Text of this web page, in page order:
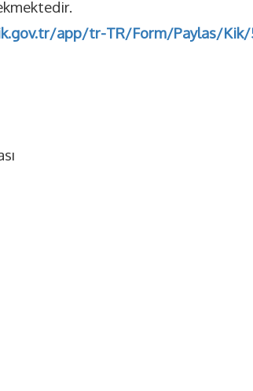
app/tr-TR/Form/Paylas/Kik/